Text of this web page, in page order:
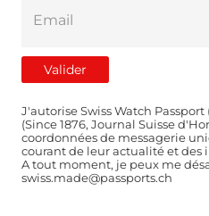
J'autorise Swiss Watch
(Since 1876, Journal Suisse
coordonnées de messagerie
courant de leur actualité et des
A tout moment, je peux me
swiss.made@passports.ch